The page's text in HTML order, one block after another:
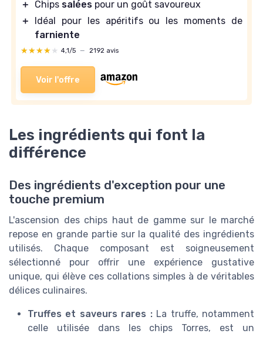
＋
Chips salées pour un goût savoureux
＋
Idéal pour les apéritifs ou les moments de
farniente
★★★★★
★★★★★ 4,1/5 — 2192 avis
Voir l'offre
Les ingrédients qui font la
différence
Des ingrédients d'exception pour une
touche premium
L'ascension des chips haut de gamme sur le marché
repose en grande partie sur la qualité des ingrédients
utilisés. Chaque composant est soigneusement
sélectionné pour offrir une expérience gustative
unique, qui élève ces collations simples à de véritables
délices culinaires.
Truffes et saveurs rares :La truffe, notamment
celle utilisée dans les chips Torres, est un